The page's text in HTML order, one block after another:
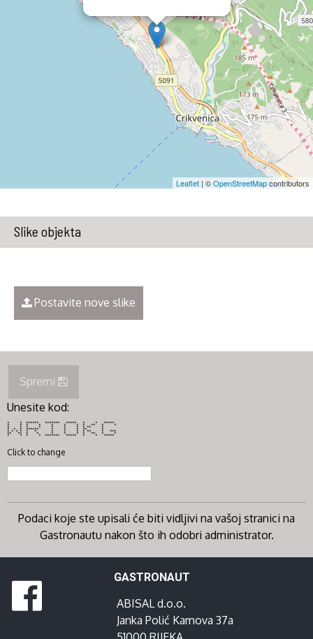
Leaflet | ©OpenStreetMapcontributors
Slike objekta
Postavite nove slike
Spremi
Unesite kod:
* * ****** ******* ***** * * *****
* * * * * * * * ** * *
* * * * * * * * ** *
* * * ****** * * * ** *
* * * * * * * * * * ** * ***
** ** * * * * * * ** * *
* * * * ******* ***** * * *****
Click to change
Podaci koje ste upisali će biti vidljivi na vašoj stranici na
Gastronautu nakon što ih odobri administrator.
GASTRONAUT
ABISAL d.o.o.
Janka Polić Kamova 37a